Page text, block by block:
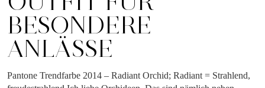
BESONDERE
ANLÄSSE
Pantone Trendfarbe 2014 – Radiant Orchid; Radiant = Strahlend,